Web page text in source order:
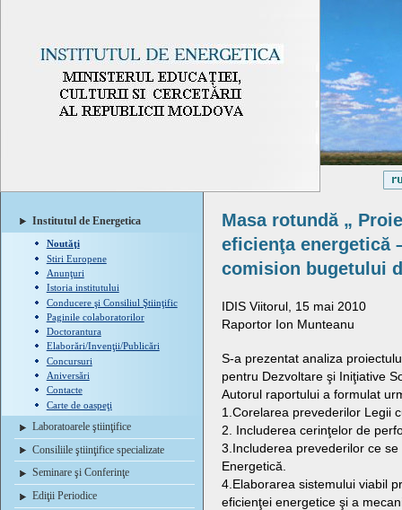
Institutul de Energetica
Noutăţi
Stiri Europene
Anunţuri
Istoria institutului
Conducere şi Consiliul Ştiinţific
Paginile colaboratorilor
Doctorantura
Elaborări/Invenţii/Publicări
Concursuri
Aniversări
Contacte
Carte de oaspeţi
Laboratoarele ştiinţifice
Consiliile ştiinţifice specializate
Seminare şi Conferinţe
Ediţii Periodice
Masa rotundă „
eficienţa energetică
comision bugetului
IDIS Viitorul, 15 mai 2010
Raportor Ion Munteanu
S-a prezentat analiza
pentru Dezvoltare şi Iniţiative
Autorul raportului a formulat
1.Corelarea prevederilor Legii
2. Includerea cerinţelor de
3.Includerea prevederilor ce
Energetică.
4.Elaborarea sistemului viabil
eficienţei energetice şi a